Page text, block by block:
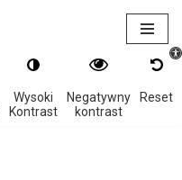
Wysoki
Kontrast
Negatywny
kontrast
Reset